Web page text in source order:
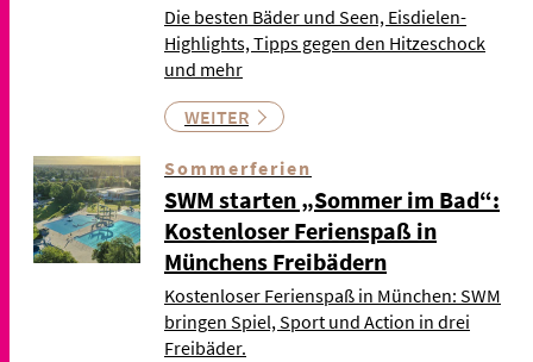
Die besten Bäder und Seen, Eisdielen-
Highlights, Tipps gegen den Hitzeschock
und mehr
WEITER
Sommerferien
SWM starten „Sommer im Bad“:
Kostenloser Ferienspaß in
Münchens Freibädern
Kostenloser Ferienspaß in München: SWM
bringen Spiel, Sport und Action in drei
Freibäder.